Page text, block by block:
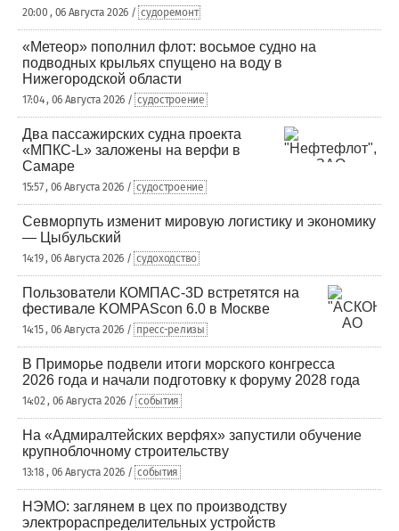
20:00 , 06 Августа 2026 / судоремонт
«Метеор» пополнил флот: восьмое судно на
подводных крыльях спущено на воду в
Нижегородской области
17:04 , 06 Августа 2026 / судостроение
Два пассажирских судна проекта
«МПКС-L» заложены на верфи в
Самаре
15:57 , 06 Августа 2026 / судостроение
Севморпуть изменит мировую логистику и экономику
— Цыбульский
14:19 , 06 Августа 2026 / судоходство
Пользователи КОМПАС-3D встретятся на
фестивале KOMPAScon 6.0 в Москве
14:15 , 06 Августа 2026 / пресс-релизы
В Приморье подвели итоги морского конгресса
2026 года и начали подготовку к форуму 2028 года
14:02 , 06 Августа 2026 / события
На «Адмиралтейских верфях» запустили обучение
крупноблочному строительству
13:18 , 06 Августа 2026 / события
НЭМО: заглянем в цех по производству
электрораспределительных устройств